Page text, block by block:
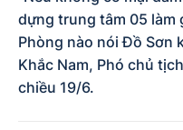
dựng trung tâm 05 làm
Phòng nào nói Đồ Sơn
Khắc Nam, Phó chủ
chiều 19/6.